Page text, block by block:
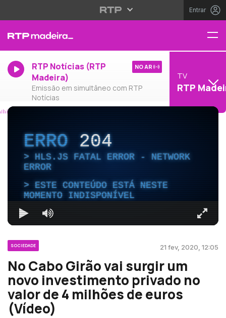
Entrar
RTP Notícias (RTP
Madeira)
Emissão em simultâneo com RTP
Notícias
NO AR
TV
RTP
ERRO204
HLS.JS FATAL ERROR - NETWORK
ERROR
ESTE CONTEÚDO ESTÁ NESTE
MOMENTO INDISPONÍVEL
SOCIEDADE 21 fev, 2020, 12:05
No Cabo Girão vai surgir um
novo investimento privado no
valor de 4 milhões de euros
(Vídeo)